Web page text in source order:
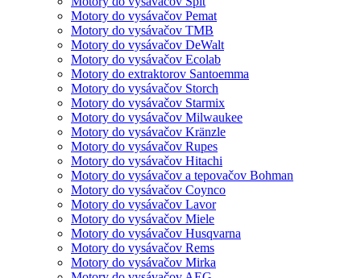
Motory do vysávačov Pemat
Motory do vysávačov TMB
Motory do vysávačov DeWalt
Motory do vysávačov Ecolab
Motory do extraktorov Santoemma
Motory do vysávačov Storch
Motory do vysávačov Starmix
Motory do vysávačov Milwaukee
Motory do vysávačov Kränzle
Motory do vysávačov Rupes
Motory do vysávačov Hitachi
Motory do vysávačov a tepovačov Bohman
Motory do vysávačov Coynco
Motory do vysávačov Lavor
Motory do vysávačov Miele
Motory do vysávačov Husqvarna
Motory do vysávačov Rems
Motory do vysávačov Mirka